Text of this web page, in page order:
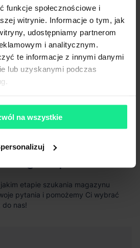
funkcje społecznościowe i
witrynie. Informacje o tym, jak
udostępniamy partnerom
i analitycznym.
te informacje z innymi danymi
lub uzyskanymi podczas
na wszystkie
wszystkie
etapie szukania magazynu
pytania i pomożemy Ci wybrać
do nas!